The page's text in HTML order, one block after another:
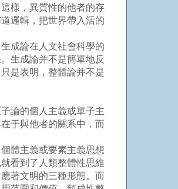
樣，異質性的他者的存
邏輯，把世界帶入活的
成論在人文社會科學的
生成論并不是簡單地反
是表明，整體論并不是
論的個人主義或單子主
于與他者的關系中，而
體主義或要素主義思想
看到了人類整體性思維
著文明的三種形態。而